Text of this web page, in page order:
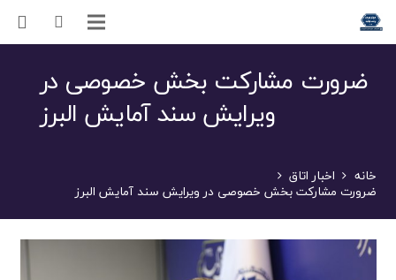
ضرورت مشارکت بخش خصوصی در
ویرایش سند آمایش البرز
خانه اخبار اتاق
ضرورت مشارکت بخش خصوصی در ویرایش سند آمایش البرز